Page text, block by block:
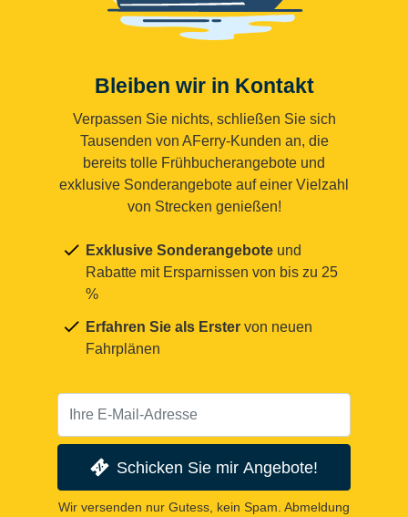
Bleiben wir in Kontakt
Verpassen Sie nichts, schließen Sie sich
Tausenden von AFerry-Kunden an, die
bereits tolle Frühbucherangebote und
exklusive Sonderangebote auf einer Vielzahl
von Strecken genießen!
Exklusive Sonderangebote und
Rabatte mit Ersparnissen von bis zu 25
%
Erfahren Sie als Erster von neuen
Fahrplänen
Schicken Sie mir Angebote!
Wir versenden nur Gutess, kein Spam. Abmeldung